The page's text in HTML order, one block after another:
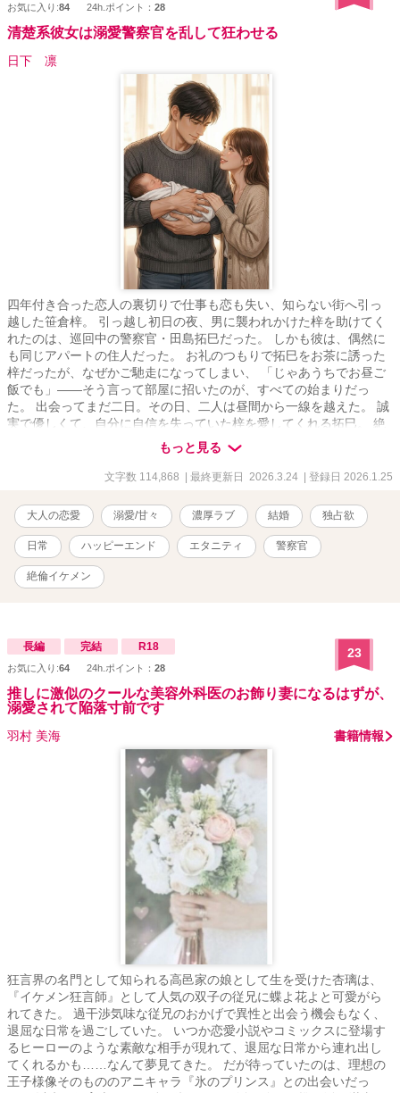
お気に入り:84 24h.ポイント： 28
清楚系彼女は溺愛警察官を乱して狂わせる
日下 凛
四年付き合った恋人の裏切りで仕事も恋も失い、知らない街へ引っ
越した笹倉梓。 引っ越し初日の夜、男に襲われかけた梓を助けてく
れたのは、巡回中の警察官・田島拓巳だった。 しかも彼は、偶然に
も同じアパートの住人だった。 お礼のつもりで拓巳をお茶に誘った
梓だったが、なぜかご馳走になってしまい、 「じゃあうちでお昼ご
飯でも」――そう言って部屋に招いたのが、すべての始まりだっ
た。 出会ってまだ二日。その日、二人は昼間から一線を越えた。 誠
実で優しくて、自分に自信を失っていた梓を愛してくれる拓巳。 絶
倫気味な拓巳に愛されるうち、梓も自分の欲望に目覚めていく。 気
づけば週の半分以上を一緒に過ごし、 いつの間にか、拓巳のいない
生活には戻れなくなっていた。 これは、身体から始まった関係が、
て結婚へと続いていく話。 ――大人の溺愛生活恋愛。 ムーンライト
ノベルズにも改稿しながら投稿しています。 そちらのほうは、R18
濃度高めにしていく予定です。 【R18表現が入る回には※表記があ
ります】 表紙画像は作者自作のAI画像です。
もっと見る
文字数 114,868 | 最終更新日 2026.3.24 | 登録日 2026.1.25
大人の恋愛 溺愛/甘々 濃厚ラブ 結婚 独占欲
日常 ハッピーエンド エタニティ 警察官
絶倫イケメン
長編 完結 R18
お気に入り:64 24h.ポイント： 28
23
推しに激似のクールな美容外科医のお飾り妻になるはずが、
溺愛されて陥落寸前です
羽村 美海 書籍情報
狂言界の名門として知られる高邑家の娘として生を受けた杏璃は、
『イケメン狂言師』として人気の双子の従兄に蝶よ花よと可愛がら
れてきた。 過干渉気味な従兄のおかげで異性と出会う機会もなく、
退屈な日常を過ごしていた。 いつか恋愛小説やコミックスに登場す
るヒーローのような素敵な相手が現れて、退屈な日常から連れ出し
てくれるかも……なんて夢見てきた。 だが待っていたのは、理想の
王子様像そのもののアニキャラ『氷のプリンス』との出会いだっ